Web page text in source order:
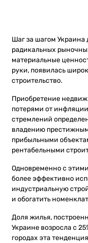
Шаг за шагом Украина
радикальных
материальные
руки, появилась
строительство.
Приобретение
потерями от
стремлений
владению
прибыльными
рентабельными
Одновременно с
более эффективно
индустриальную
и обогатить
Доля жилья,
Украине возросла с
городах эта